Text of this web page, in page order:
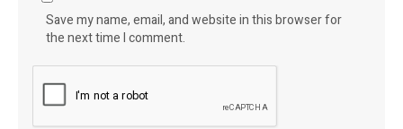
Save my name, email, and website in this browser for
the next time I comment.